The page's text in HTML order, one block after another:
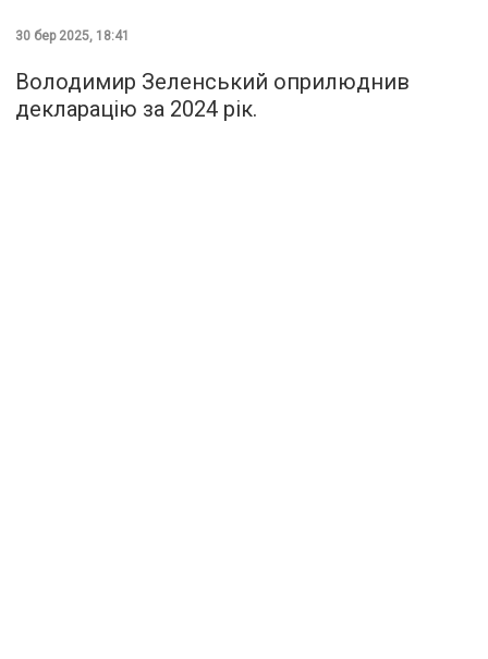
30 бер 2025, 18:41
Володимир Зеленський оприлюднив
декларацію за 2024 рік.